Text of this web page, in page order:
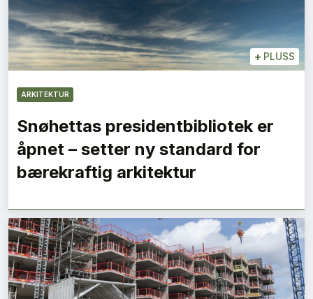
+ PLUSS
ARKITEKTUR
Snøhettas presidentbibliotek er
åpnet – setter ny standard for
bærekraftig arkitektur